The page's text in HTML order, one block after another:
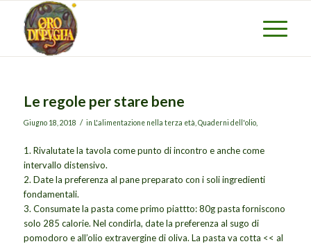
Le regole per stare bene
Giugno 18, 2018 / in L'alimentazione nella terza età, Quaderni dell'olio,
1. Rivalutate la tavola come punto di incontro e anche come
intervallo distensivo.
2. Date la preferenza al pane preparato con i soli ingredienti
fondamentali.
3. Consumate la pasta come primo piattto: 80g pasta forniscono
solo 285 calorie. Nel condirla, date la preferenza al sugo di
pomodoro e all’olio extravergine di oliva. La pasta va cotta << al